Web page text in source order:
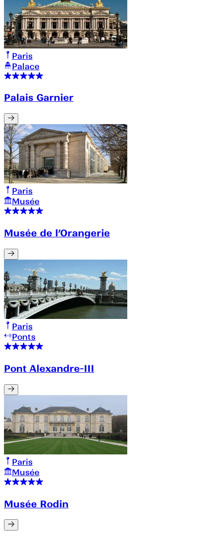
Paris
Palace
Palais Garnier
Paris
Musée
Musée de l’Orangerie
Paris
Ponts
Pont Alexandre-III
Paris
Musée
Musée Rodin